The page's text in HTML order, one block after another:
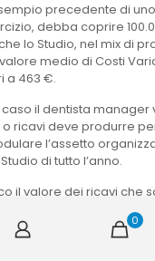
precedente di
debba coprire
lo Studio, nel mix di
medio di Costi
a 463 €.
il dentista manager
ricavi deve produrre
l’assetto
di tutto l’anno.
il valore dei ricavi che
/ 463) = 212.766 € circa.
una verifica di
0